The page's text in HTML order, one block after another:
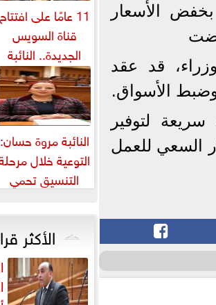
الأسعار
قد عقد
وضبط الأسواق.
لتوفير
السعي للعمل
11 عامًا على افتتاح
قناة السويس
الجديدة.. النائبة
مروة قنصوة: رؤية
الدولة...
النائبة مروة حسان:
التوعية خلال
التنسيق تحمي
الأكاديمي
الأكثر